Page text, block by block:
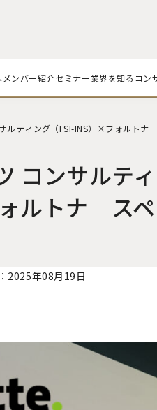
メンバー紹介セミナー業界を知る コン
ルティング（FSI-INS）×フォルトナ
コンサルテ
ルトナ ス
2025年08月19日